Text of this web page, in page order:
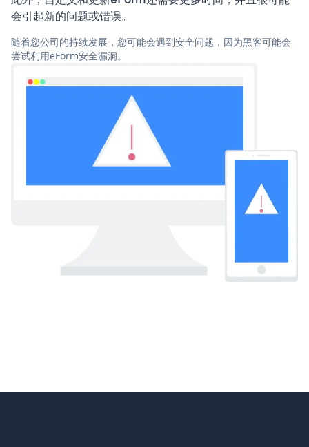
会引起新的问题或错误。
随着您公司的持续发展，您可能会遇到安全问题，因为黑客可能会
尝试利用eForm安全漏洞。